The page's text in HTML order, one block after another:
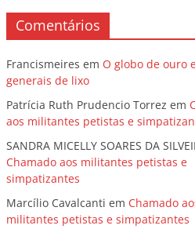
Comentários
Francismeires em O globo de ouro
generais de lixo
Patrícia Ruth Prudencio Torrez em
aos militantes petistas e
SANDRA MICELLY SOARES DA
Chamado aos militantes petistas e
simpatizantes
Marcílio Cavalcanti em Chamado
militantes petistas e simpatizantes